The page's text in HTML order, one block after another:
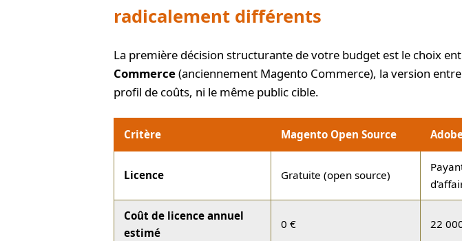
radicalement différents
La première décision structurante de votre budget est le choix
Commerce(anciennement Magento Commerce), la version
profil de coûts, ni le même public cible.
Critère Magento Open Source
Licence Gratuite (open source)
Coût de licence annuel
estimé
0 € 22